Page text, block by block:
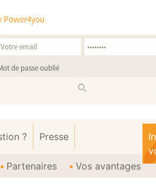
Power4you
de passe oublié
? Presse
Partenaires Vos avantages